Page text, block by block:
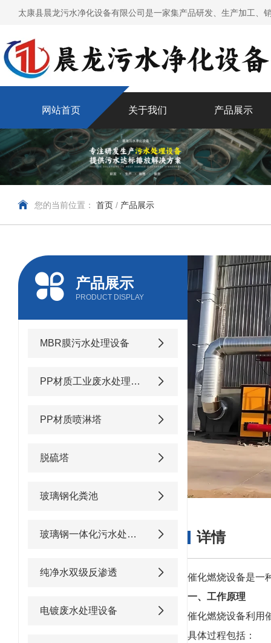
太康县晨龙污水净化设备有限公司是一家集产品研发、生产加工
网站首页 关于我们 产品展示
您的当前位置： 首页 / 产品展示
产品展示
PRODUCT DISPLAY
MBR膜污水处理设备
PP材质工业废水处理设备
PP材质喷淋塔
脱硫塔
玻璃钢化粪池
玻璃钢一体化污水处理设备
纯净水双级反渗透
电镀废水处理设备
详情
催化燃烧设备是一
一、工作原理
催化燃烧设备利用
具体过程包括：